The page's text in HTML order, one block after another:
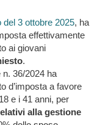
del 3 ottobre 2025, ha
effettivamente
ai giovani
.
n. 36/2024 ha
d’imposta a favore
e i 41 anni, per
alla gestione